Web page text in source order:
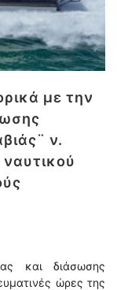
με την
ν.
και διάσωσης
ώρες της